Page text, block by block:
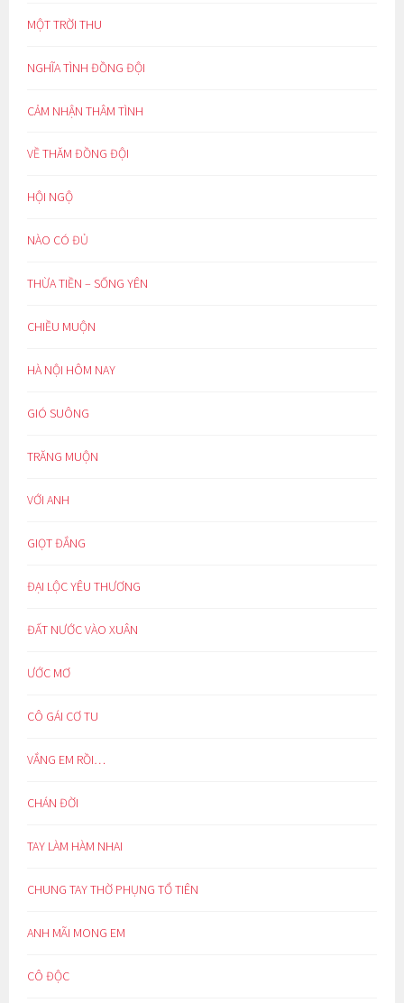
MỘT TRỜI THU
NGHĨA TÌNH ĐỒNG ĐỘI
CẢM NHẬN THÂM TÌNH
VỀ THĂM ĐỒNG ĐỘI
HỘI NGỘ
NÀO CÓ ĐỦ
THỪA TIỀN – SỐNG YÊN
CHIỀU MUỘN
HÀ NỘI HÔM NAY
GIÓ SUÔNG
TRĂNG MUỘN
VỚI ANH
GIỌT ĐẮNG
ĐẠI LỘC YÊU THƯƠNG
ĐẤT NƯỚC VÀO XUÂN
ƯỚC MƠ
CÔ GÁI CƠ TU
VẮNG EM RỒI…
CHÁN ĐỜI
TAY LÀM HÀM NHAI
CHUNG TAY THỜ PHỤNG TỔ TIÊN
ANH MÃI MONG EM
CÔ ĐỘC